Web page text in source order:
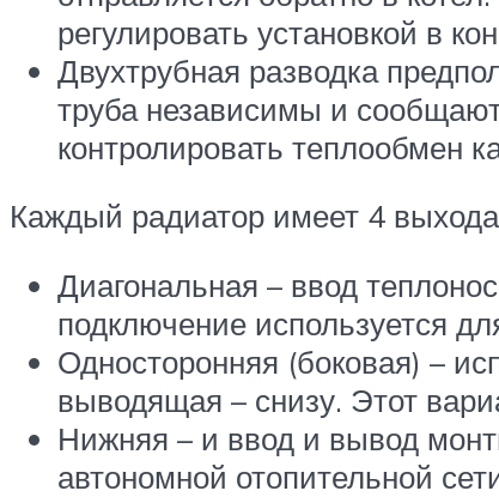
регулировать установкой в
Двухтрубная разводка
труба независимы и
контролировать теплообмен
Каждый радиатор имеет 4
Диагональная – ввод
подключение используется
Односторонняя (боковая) –
выводящая – снизу. Этот
Нижняя – и ввод и вывод
автономной отопительной